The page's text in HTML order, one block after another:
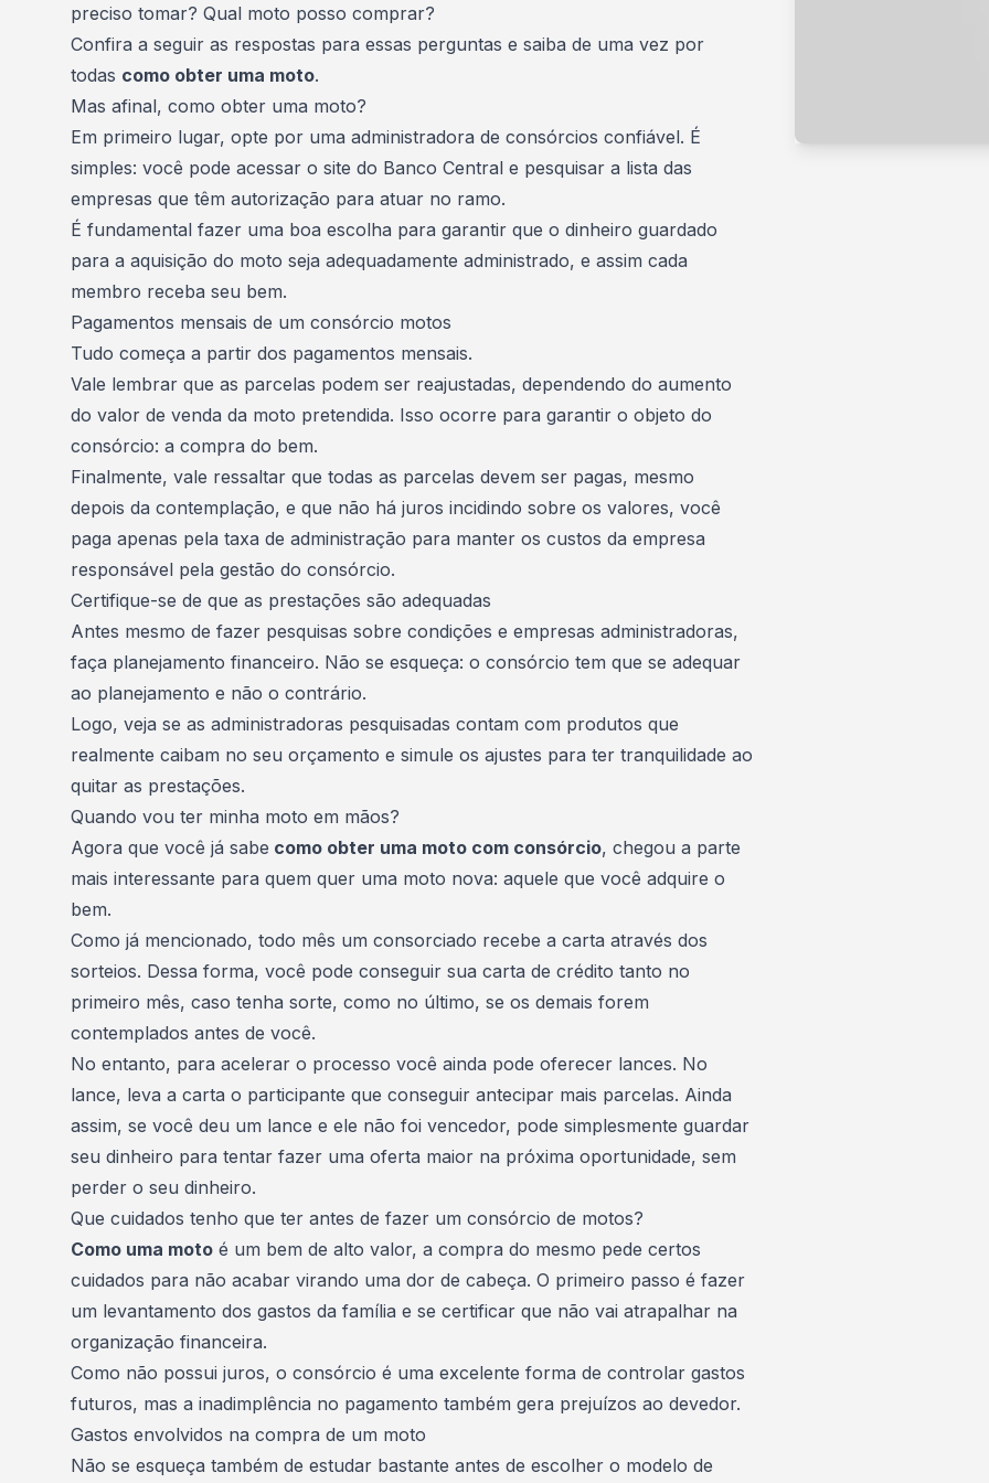
preciso tomar? Qual moto posso comprar?
Confira a seguir as respostas para essas perguntas e saiba de uma vez por
todas como obter uma moto.
Mas afinal, como obter uma moto?
Em primeiro lugar, opte por uma administradora de consórcios confiável. É
simples: você pode acessar o site do Banco Central e pesquisar a lista das
empresas que têm autorização para atuar no ramo.
É fundamental fazer uma boa escolha para garantir que o dinheiro guardado
para a aquisição do moto seja adequadamente administrado, e assim cada
membro receba seu bem.
Pagamentos mensais de um consórcio motos
Tudo começa a partir dos pagamentos mensais.
Vale lembrar que as parcelas podem ser reajustadas, dependendo do aumento
do valor de venda da moto pretendida. Isso ocorre para garantir o objeto do
consórcio: a compra do bem.
Finalmente, vale ressaltar que todas as parcelas devem ser pagas, mesmo
depois da contemplação, e que não há juros incidindo sobre os valores, você
paga apenas pela taxa de administração para manter os custos da empresa
responsável pela gestão do consórcio.
Certifique-se de que as prestações são adequadas
Antes mesmo de fazer pesquisas sobre condições e empresas administradoras,
faça planejamento financeiro. Não se esqueça: o consórcio tem que se adequar
ao planejamento e não o contrário.
Logo, veja se as administradoras pesquisadas contam com produtos que
realmente caibam no seu orçamento e simule os ajustes para ter tranquilidade ao
quitar as prestações.
Quando vou ter minha moto em mãos?
Agora que você já sabe como obter uma moto com consórcio, chegou a parte
mais interessante para quem quer uma moto nova: aquele que você adquire o
bem.
Como já mencionado, todo mês um consorciado recebe a carta através dos
sorteios. Dessa forma, você pode conseguir sua carta de crédito tanto no
primeiro mês, caso tenha sorte, como no último, se os demais forem
contemplados antes de você.
No entanto, para acelerar o processo você ainda pode oferecer lances. No
lance, leva a carta o participante que conseguir antecipar mais parcelas. Ainda
assim, se você deu um lance e ele não foi vencedor, pode simplesmente guardar
seu dinheiro para tentar fazer uma oferta maior na próxima oportunidade, sem
perder o seu dinheiro.
Que cuidados tenho que ter antes de fazer um consórcio de motos?
Como uma moto é um bem de alto valor, a compra do mesmo pede certos
cuidados para não acabar virando uma dor de cabeça. O primeiro passo é fazer
um levantamento dos gastos da família e se certificar que não vai atrapalhar na
organização financeira.
Como não possui juros, o consórcio é uma excelente forma de controlar gastos
futuros, mas a inadimplência no pagamento também gera prejuízos ao devedor.
Gastos envolvidos na compra de um moto
Não se esqueça também de estudar bastante antes de escolher o modelo de